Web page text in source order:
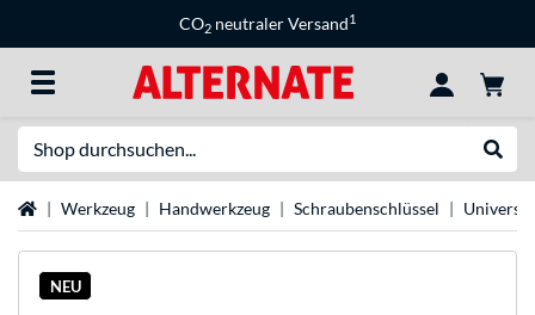
CO2 neutraler Versand1
StartseiteWerkzeug Handwerkzeug Schraubenschlüssel
NEU